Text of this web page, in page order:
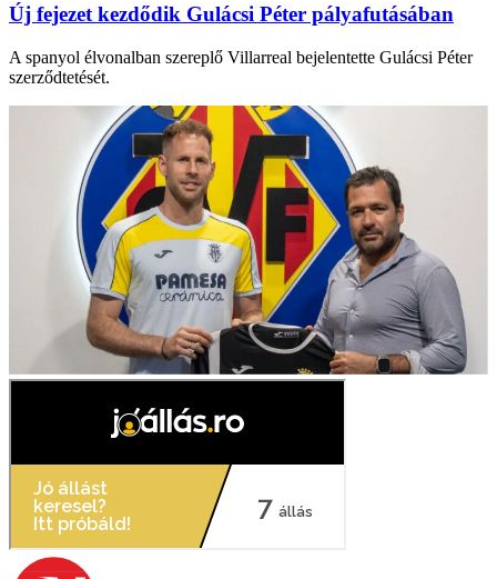
Új fejezet kezdődik Gulácsi Péter pályafutásában
A spanyol élvonalban szereplő Villarreal bejelentette Gulácsi Péter
szerződtetését.